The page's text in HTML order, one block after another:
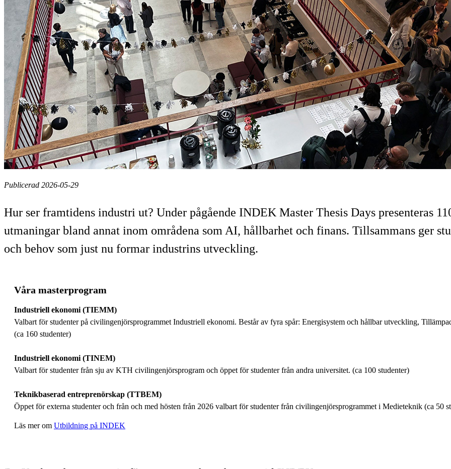
Publicerad 2026-05-29
Hur ser framtidens industri ut? Under pågående INDEK Master Thesis Days presenteras
utmaningar bland annat inom områdena som AI, hållbarhet och finans. Tillsammans ger
och behov som just nu formar industrins utveckling.
Våra masterprogram
Industriell ekonomi (TIEMM)
Valbart för studenter på civilingenjörsprogrammet Industriell ekonomi. Består av fyra spår: Energisystem och hållbar utveckling,
(ca 160 studenter)
Industriell ekonomi (TINEM)
Valbart för studenter från sju av KTH civilingenjörsprogram och öppet för studenter från andra universitet. (ca 100 studenter)
Teknikbaserad entreprenörskap (TTBEM)
Öppet för externa studenter och från och med hösten från 2026 valbart för studenter från civilingenjörsprogrammet i Medieteknik (ca 50
Läs mer om Utbildning på INDEK